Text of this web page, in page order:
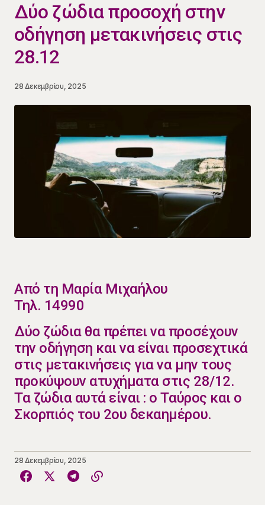
Δύο ζώδια προσοχή στην
οδήγηση μετακινήσεις στις
28.12
28 Δεκεμβρίου, 2025
​Από τη Μαρία Μιχαήλου
Τηλ. 14990
​​Δύο ζώδια θα πρέπει να προσέχουν
την οδήγηση και να είναι προσεχτικά
στις μετακινήσεις για να μην τους
προκύψουν ατυχήματα στις 28/12.
Τα ζώδια αυτά είναι : ο Ταύρος και ο
Σκορπιός του 2ου δεκαημέρου.
28 Δεκεμβρίου, 2025